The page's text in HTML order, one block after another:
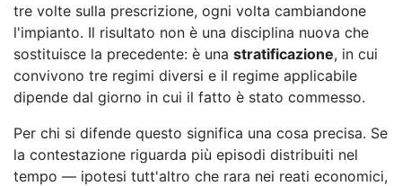
tre volte sulla prescrizione, ogni volta cambiandone
l'impianto. Il risultato non è una disciplina nuova che
sostituisce la precedente: è una stratificazione, in cui
convivono tre regimi diversi e il regime applicabile
dipende dal giorno in cui il fatto è stato commesso.
Per chi si difende questo significa una cosa precisa. Se
la contestazione riguarda più episodi distribuiti nel
tempo — ipotesi tutt'altro che rara nei reati economici,